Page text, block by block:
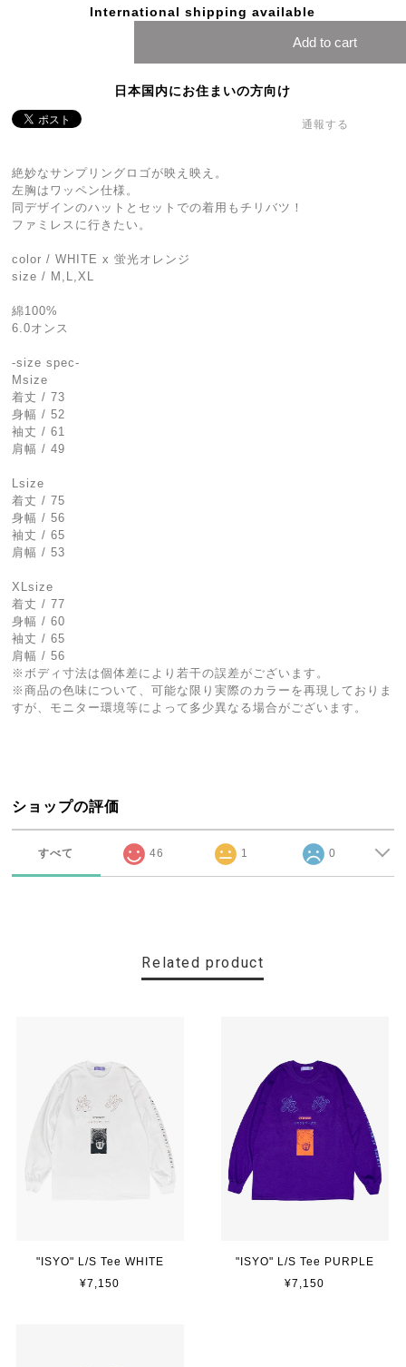
International shipping available
Add to cart
日本国内にお住まいの方向け
通報する
絶妙なサンプリングロゴが映え映え。
左胸はワッペン仕様。
同デザインのハットとセットでの着用もチリバツ！
ファミレスに行きたい。
color / WHITE x 蛍光オレンジ
size / M,L,XL
綿100%
6.0オンス
-size spec-
Msize
着丈 / 73
身幅 / 52
袖丈 / 61
肩幅 / 49
Lsize
着丈 / 75
身幅 / 56
袖丈 / 65
肩幅 / 53
XLsize
着丈 / 77
身幅 / 60
袖丈 / 65
肩幅 / 56
※ボディ寸法は個体差により若干の誤差がございます。
※商品の色味について、可能な限り実際のカラーを再現しておりま
すが、モニター環境等によって多少異なる場合がございます。
ショップの評価
すべて 46 1 0
Related product
"ISYO" L/S Tee WHITE
¥7,150
"ISYO" L/S Tee PURPLE
¥7,150